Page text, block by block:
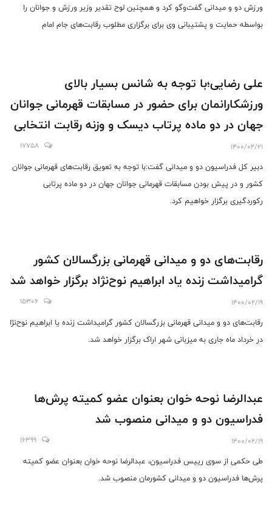
ورزش دو و میدانی گفت‌‌‌‌و‌گو کرد و همچنین لوح تقدیر وزیر ورزش و جوانان را
بواسطه حمایت و پشتیبانی وی برای برگزاری مطلوب رقابت‌های جام امام
علی رضایی؛با توجه به شانس بسیار بالای
ورزشکارانمان برای حضور در مسابقات قهرمانی جوانان
جهان در دو ماده پرتاب دیسک و وزنه رقابت انتخابی
برگزار خواهیم کرد
1400/02/21
17758
دبیر کل فدراسیون دو و میدانی گفت:با توجه به تعویق رقابت‌های قهرمانی جوانان
کشور و در پیش بودن مسابقات قهرمانی جوانان جهان در دو ماده پرتابی
رکوردگیری برگزار خواهیم کرد.
رقابت‌های دو و میدانی قهرمانی بزرگسالان کشور
گرامیداشت زنده یاد ابراهیم نوح‌نژاد برگزار خواهد شد
1400/02/19
15306
رقابت‌های دو و میدانی قهرمانی بزرگسالان کشور گرامیداشت زنده یا ابراهیم نوح‌نژا
در خرداد ماه جاری به میزبانی شهر اراک برگزار خواهد شد.
عبدالرضا نوحه خوان بعنوان عضو کمیته پرش‌ها
فدراسیون دو و میدانی منصوب شد
1400/02/19
16399
طی حکمی از سوی رییس فدراسیون، عبدالرضا نوحه خوان بعنوان عضو کمیته
پرش‌ها فدراسیون دو و میدانی کشورمان منصوب شد.